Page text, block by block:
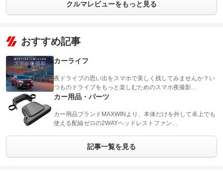
クルマレビューをもっと見る
おすすめ記事
カーライフ
夜ドライブの思い出をスマホで美しく残してみませんか？い
つものドライブをもっと楽しむためのスマホ夜撮影…
カー用品・パーツ
カー用品ブランドMAXWINより、本体だけを外して卓上でも
使える配線ゼロの2WAYヘッドレストファン…
記事一覧を見る